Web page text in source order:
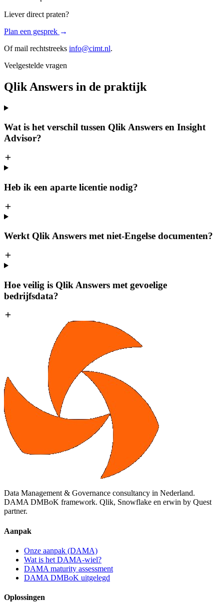
Liever direct praten?
Plan een gesprek →
Of mail rechtstreeks info@cimt.nl.
Veelgestelde vragen
Qlik Answers in de praktijk
Wat is het verschil tussen Qlik Answers en Insight
Advisor?
Heb ik een aparte licentie nodig?
Werkt Qlik Answers met niet-Engelse documenten?
Hoe veilig is Qlik Answers met gevoelige
bedrijfsdata?
Data Management & Governance consultancy in Nederland.
DAMA DMBoK framework. Qlik, Snowflake en erwin by Quest
partner.
Aanpak
Onze aanpak (DAMA)
Wat is het DAMA-wiel?
DAMA maturity assessment
DAMA DMBoK uitgelegd
Oplossingen